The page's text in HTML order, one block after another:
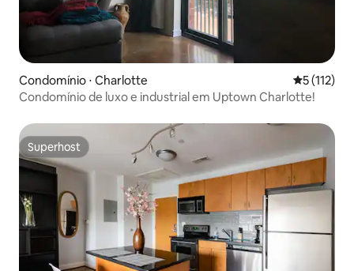
Condomínio ⋅ Charlotte 5 de uma
5 (112)
Condomínio de luxo e industrial em Uptown Charlotte!
Superhost
Superhost